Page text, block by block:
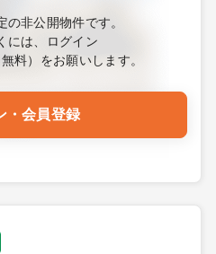
の非公開物件です。
には、ログイン
料）をお願いします。
・会員登録